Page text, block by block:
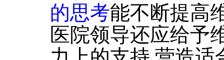
的思考能不断提高
医院领导还应给予